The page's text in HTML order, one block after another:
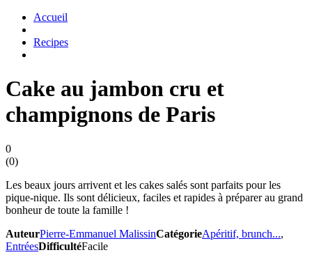
Accueil
Recipes
Cake au jambon cru et
champignons de Paris
0
(0)
Les beaux jours arrivent et les cakes salés sont parfaits pour les
pique-nique. Ils sont délicieux, faciles et rapides à préparer au grand
bonheur de toute la famille !
AuteurPierre-Emmanuel MalissinCatégorieApéritif, brunch...,
EntréesDifficultéFacile